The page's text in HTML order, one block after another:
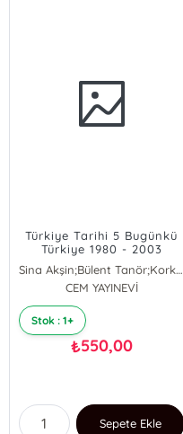
Türkiye Tarihi 5 Bugünkü
Türkiye 1980 - 2003
Sina Akşin;Bülent Tanör;Korkut Boratav
CEM YAYINEVİ
Stok : 1+
₺550,00
Sepete Ekle